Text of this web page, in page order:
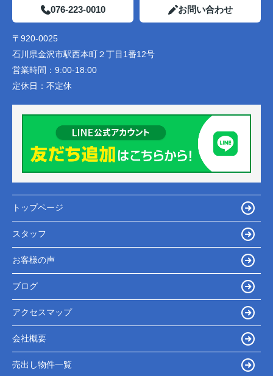
076-223-0010 お問い合わせ
〒920-0025
石川県金沢市駅西本町２丁目1番12号
営業時間： 9:00-18:00
定休日： 不定休
トップページ
スタッフ
お客様の声
ブログ
アクセスマップ
会社概要
売出し物件一覧